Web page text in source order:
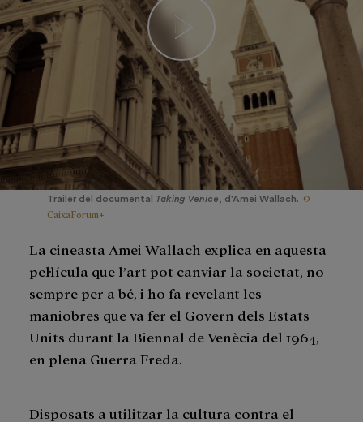
Tràiler del documental Taking Venice , d'Amei Wallach. ©
CaixaForum+
La cineasta Amei Wallach explica en aquesta
pel·lícula que l’art pot canviar la societat, no
sempre per a bé, i ho fa revelant les
maniobres que va fer el Govern dels Estats
Units durant la Biennal de Venècia del 1964,
en plena Guerra Freda.
Disposats a utilitzar la cultura contra el